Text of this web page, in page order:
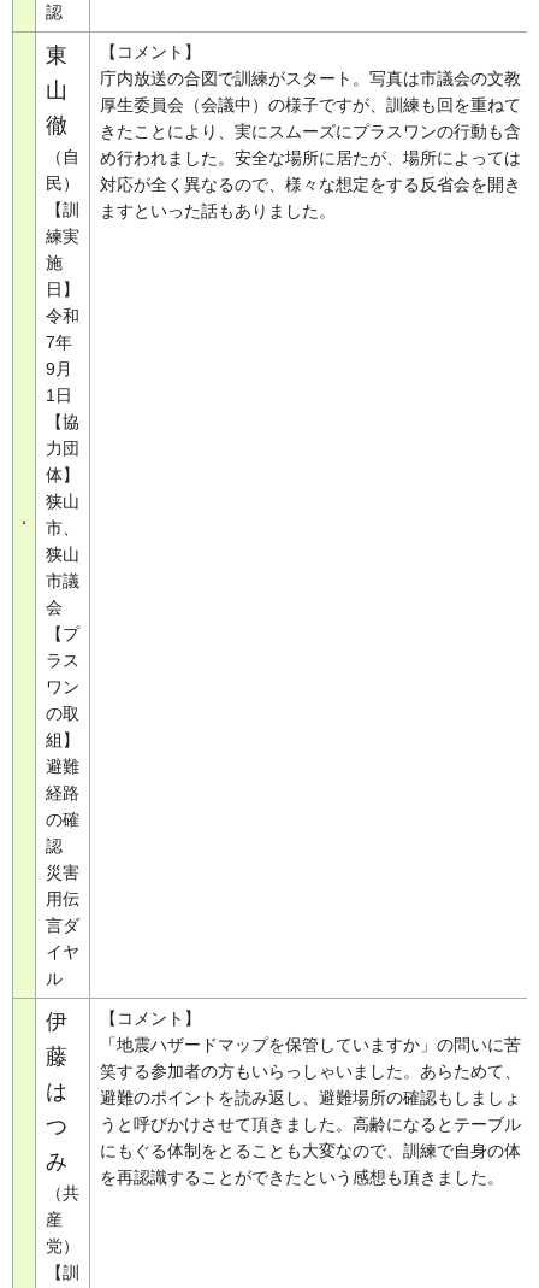
認
東
山
徹
（自
民）
【訓
練実
施
日】
令和
7年
9月
1日
【協
力団
体】
狭山
市、
狭山
市議
会
【プ
ラス
ワン
の取
組】
避難
経路
の確
認
災害
用伝
言ダ
イヤ
ル
【コメント】
庁内放送の合図で訓練がスタート。写真は市議会の文教
厚生委員会（会議中）の様子ですが、訓練も回を重ねて
きたことにより、実にスムーズにプラスワンの行動も含
め行われました。安全な場所に居たが、場所によっては
対応が全く異なるので、様々な想定をする反省会を開き
ますといった話もありました。
伊
藤
は
つ
み
（共
産
党）
【訓
【コメント】
「地震ハザードマップを保管していますか」の問いに苦
笑する参加者の方もいらっしゃいました。あらためて、
避難のポイントを読み返し、避難場所の確認もしましょ
うと呼びかけさせて頂きました。高齢になるとテーブル
にもぐる体制をとることも大変なので、訓練で自身の体
を再認識することができたという感想も頂きました。